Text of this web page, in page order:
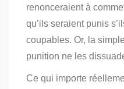
renonceraient à
qu’ils seraient punis
coupables. Or, la
punition ne les
Ce qui importe